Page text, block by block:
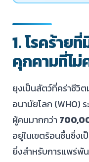
1. โรคร้าย
คุกคามที่ไม่
ยุงเป็นสัตว์ที่คร่าชีวิ
อนามัยโลก (WHO)
ผู้คนมากกว่า
อยู่ในเขตร้อนชื้นซึ่ง
ยิ่งสำหรับการแพร่พั